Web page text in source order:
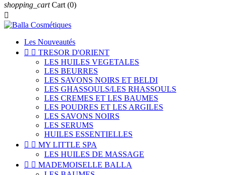
shopping_cart Cart (0)

Les Nouveautés
  TRESOR D'ORIENT
LES HUILES VEGETALES
LES BEURRES
LES SAVONS NOIRS ET BELDI
LES GHASSOULS/LES RHASSOULS
LES CREMES ET LES BAUMES
LES POUDRES ET LES ARGILES
LES SAVONS NOIRS
LES SERUMS
HUILES ESSENTIELLES
  MY LITTLE SPA
LES HUILES DE MASSAGE
  MADEMOISELLE BALLA